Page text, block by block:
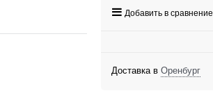
Добавить в сравнение
Доставка в Оренбург